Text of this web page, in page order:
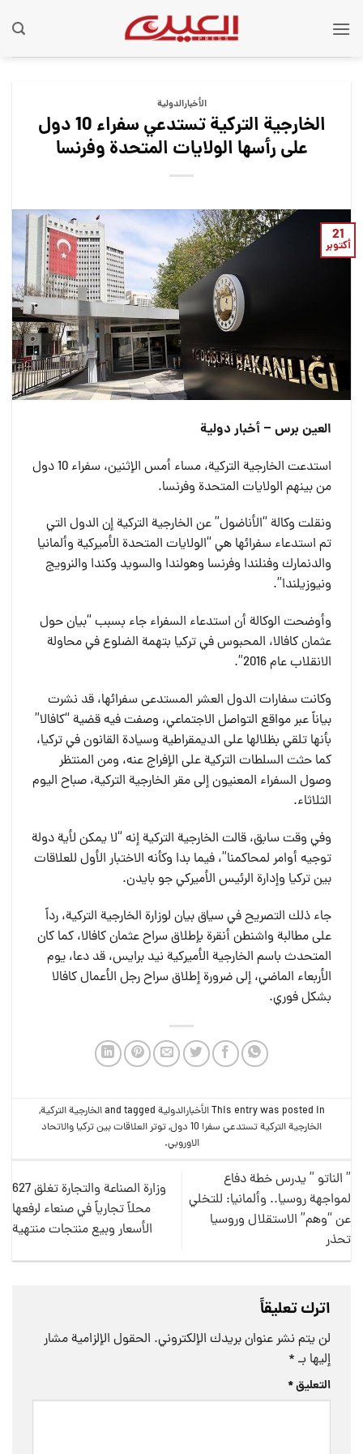
الأخبارالدولية
الخارجية التركية تستدعي سفراء 10 دول
على رأسها الولايات المتحدة وفرنسا
21
أكتوبر
العين برس – أخبار دولية
استدعت الخارجية التركية، مساء أمس الإثنين، سفراء 10 دول
من بينهم الولايات المتحدة وفرنسا.
ونقلت وكالة “الأناضول” عن الخارجية التركية إن الدول التي
تم استدعاء سفرائها هي “الولايات المتحدة الأميركية وألمانيا
والدنمارك وفنلندا وفرنسا وهولندا والسويد وكندا والنرويج
ونيوزيلندا”.
وأوضحت الوكالة أن استدعاء السفراء جاء بسبب “بيان حول
عثمان كافالا، المحبوس في تركيا بتهمة الضلوع في محاولة
الانقلاب عام 2016”.
وكانت سفارات الدول العشر المستدعى سفرائها، قد نشرت
بياناً عبر مواقع التواصل الاجتماعي، وصفت فيه قضية “كافالا”
بأنها تلقي بظلالها على الديمقراطية وسيادة القانون في تركيا،
كما حثت السلطات التركية على الإفراج عنه، ومن المنتظر
وصول السفراء المعنيون إلى مقر الخارجية التركية، صباح اليوم
الثلاثاء.
وفي وقت سابق، قالت الخارجية التركية إنه “لا يمكن لأية دولة
توجيه أوامر لمحاكمنا”، فيما بدا وكأنه الاختبار الأول للعلاقات
بين تركيا وإدارة الرئيس الأميركي جو بايدن.
جاء ذلك التصريح في سياق بيان لوزارة الخارجية التركية، رداً
على مطالبة واشنطن أنقرة بإطلاق سراح عثمان كافالا، كما كان
المتحدث باسم الخارجية الأميركية نيد برايس، قد دعا، يوم
الأربعاء الماضي، إلى ضرورة إطلاق سراح رجل الأعمال كافالا
بشكل فوري.
This entry was posted inالأخبارالدولية الخارجية التركية,
الخارجية التركية تستدعي سفرا 10 دول
,توتر العلاقات بين تركيا والاتحاد
الاوروبي.
” الناتو ” يدرس خطة دفاع
لمواجهة روسيا.. وألمانيا: للتخلي
عن “وهم” الاستقلال وروسيا
تحذر
وزارة الصناعة والتجارة تغلق 627
محلاً تجارياً في صنعاء لرفعها
الأسعار وبيع منتجات منتهية
اترك تعليقاً
لن يتم نشر عنوان بريدك الإلكتروني. الحقول الإلزامية مشار
إليها بـ *
التعليق*